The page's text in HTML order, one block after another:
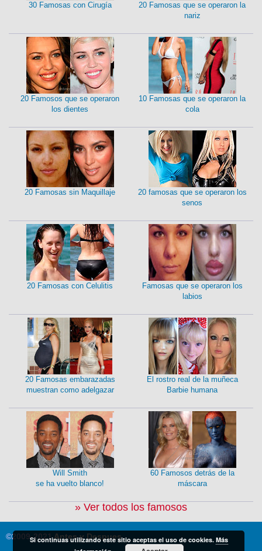
30 Famosas con Cirugía
20 Famosas que se operaron la
nariz
20 Famosos que se operaron
los dientes
10 Famosas que se operaron la
cola
20 Famosas sin Maquillaje
20 famosas que se operaron los
senos
20 Famosas con Celulitis
Famosas que se operaron los
labios
20 Famosas embarazadas
muestran como adelgazar
El rostro real de la muñeca
Barbie humana
Will Smith
se ha vuelto blanco!
60 Famosos detrás de la
máscara
» Ver todos los famosos
©2009-2021Antes y Despues
Si continuas utilizando este sitio aceptas el uso de cookies. Más